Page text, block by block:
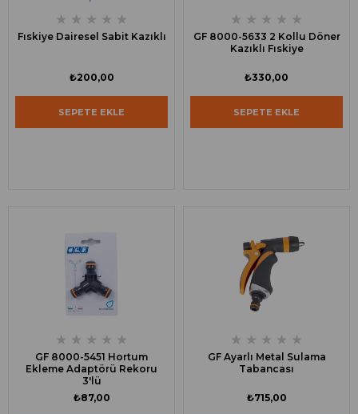
★ ★ ★ ★ ★
Fıskiye Dairesel Sabit Kazıklı
₺200,00
SEPETE EKLE
★ ★ ★ ★ ★
GF 8000-5633 2 Kollu Döner
Kazıklı Fıskiye
₺330,00
SEPETE EKLE
★ ★ ★ ★ ★
GF 8000-5451 Hortum
Ekleme Adaptörü Rekoru
3'lü
₺87,00
★ ★ ★ ★ ★
GF Ayarlı Metal Sulama
Tabancası
₺715,00